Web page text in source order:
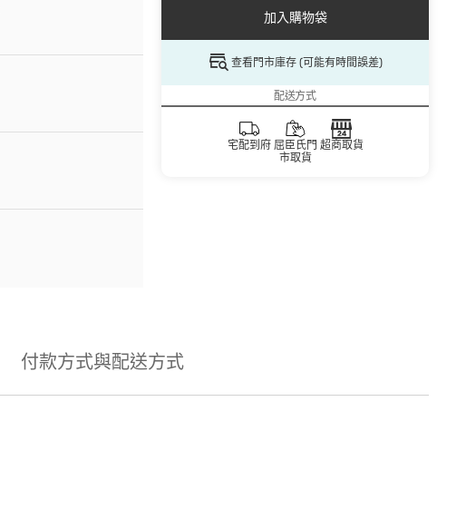
加入購物袋
查看門市庫存 (可能有時間誤差)
配送方式
宅配到府 屈臣氏門
市取貨
超商取貨
付款方式與配送方式